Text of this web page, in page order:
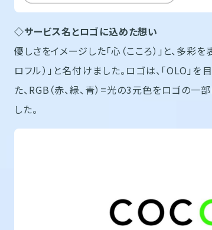
◇サービス名とロゴに込めた想い
優しさをイメージした「心（こころ）」と、多彩
ロフル）」と名付けました。ロゴは、「OLO」
た、RGB（赤、緑、青）=光の3元色をロゴの一
した。